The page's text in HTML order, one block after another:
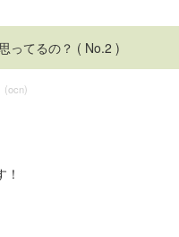
ってるの？ ( No.2 )
(ocn)